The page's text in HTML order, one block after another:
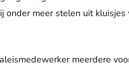
onder meer stelen uit
meerdere